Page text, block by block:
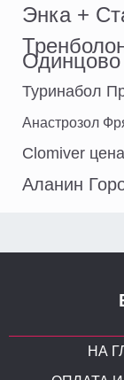
Энка +
Одинцово
Туринабол
Анастрозол
Clomiver
Аланин
НА